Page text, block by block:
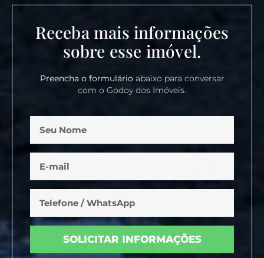
Receba mais informações
sobre esse imóvel.
Preencha o formulárioabaixo para conversar
com o Godoy dos Imóveis.
SOLICITAR INFORMAÇÕES